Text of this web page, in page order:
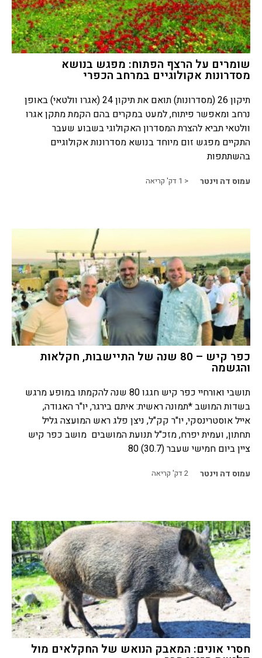
שומרים על הרצף הפתוח: מפגש בנושא
מסדרונות אקולוגיים במרחב הכפרי
תיקון 26 (מסדרונות) תואם את תיקון 24 (אגרו וולטאי) באופן
נרחב ומאפשר פיתוח, למעט במקרים בהם הקמת מתקן אגרו
וולטאי תביא להצרת המסדרון האקולוגי בשבוע שעבר
התקיים מפגש זום מיוחד בנושא מסדרונות אקולוגיים
בהשתתפות
עמוס דה וינטר < 1 דק' קריאה
כפר קיש – 80 שנה של התיישבות, חקלאות
והגשמה
תושבי ואורחיי כפר קיש חגגו 80 שנה להקמתו במופע מרגש
בשדות המושב *תמונה ראשית: איתם בירגר, יו"ר האגודה,
אייל אוסטרינסקי, יו"ר קק"ל, ניצן פלג ראש המועצה גליל
תחתון, ועמית יפרח, מזכ"ל תנועת המושבים מושב כפר קיש
ציין ביום חמישי שעבר (30.7) 80
עמוס דה וינטר 2דק' קריאה
חסרי אונים: המאבק הנואש של החקלאים מול